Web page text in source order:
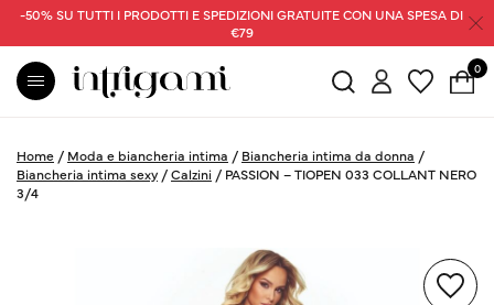
-50% SU TUTTI I PRODOTTI E SPEDIZIONI GRATUITE CON UNA SPESA DI
€79
0
Home / Moda e biancheria intima / Biancheria intima da donna /
Biancheria intima sexy /Calzini / PASSION – TIOPEN 033 COLLANT NERO
3/4